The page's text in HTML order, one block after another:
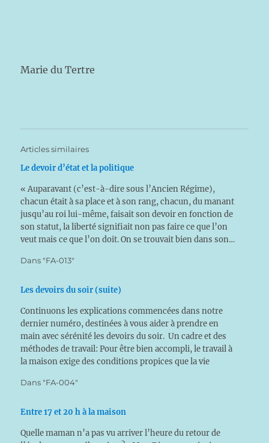
Marie du Tertre
Articles similaires
Le devoir d’état et la politique
« Auparavant (c’est-à-dire sous l’Ancien Régime),
chacun était à sa place et à son rang, chacun, du manant
jusqu’au roi lui-même, faisait son devoir en fonction de
son statut, la liberté signifiait non pas faire ce que l’on
veut mais ce que l’on doit. On se trouvait bien dans son…
Dans "FA-013"
Les devoirs du soir (suite)
Continuons les explications commencées dans notre
dernier numéro, destinées à vous aider à prendre en
main avec sérénité les devoirs du soir. Un cadre et des
méthodes de travail: Pour être bien accompli, le travail à
la maison exige des conditions propices que la vie
Dans "FA-004"
Entre 17 et 20 h à la maison
Quelle maman n’a pas vu arriver l’heure du retour de